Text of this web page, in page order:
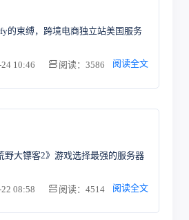
的束缚，跨境电商独立站美国服务
10:46
阅读：3586 阅读全文
野大镖客2》游戏选择最强的服务器
08:58
阅读：4514 阅读全文